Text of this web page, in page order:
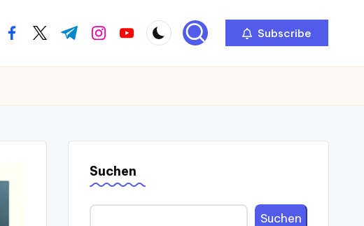
facebook.com
twitter.com
t.me instagram.com
youtube.com Subscribe
Suchen
Suchen